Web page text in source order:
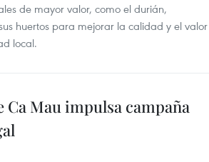
de mayor valor, como el durián,
huertos para mejorar la calidad y el valor
local.
Mau impulsa campaña